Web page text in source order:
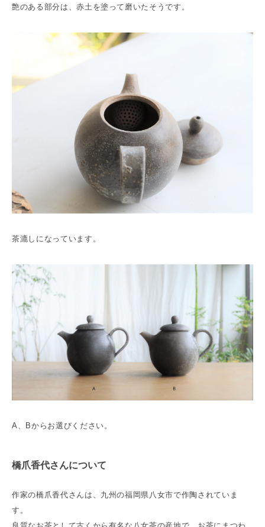
艶のある部分は、赤土を塗って磨いたそうです。
茶漉しになっています。
A、Bからお選びください。
橋爪香代さんについて
作家の橋爪香代さんは、九州の福岡県八女市で作陶されていま
す。